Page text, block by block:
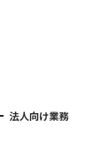
法人向け業務